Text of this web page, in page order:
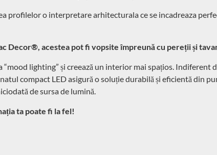
profilelor o interpretare arhitecturala ce se incadreaza
Decor®, acestea pot fi vopsite împreună cu pereții și
lighting” și creează un interior mai spațios.
compact LED asigură o soluție durabilă și eficientă din
de sursa de lumină.
ta poate fi la fel!